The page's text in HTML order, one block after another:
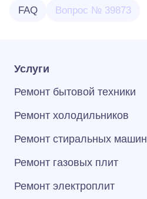
FAQ Вопрос № 39873
Услуги
Ремонт бытовой техники
Ремонт холодильников
Ремонт стиральных машин
Ремонт газовых плит
Ремонт электроплит